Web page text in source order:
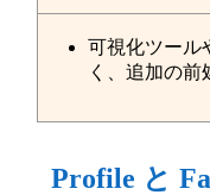
可視化ツール
く、追加の
Profile と